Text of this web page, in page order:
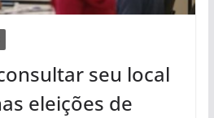
seu local
eleições de